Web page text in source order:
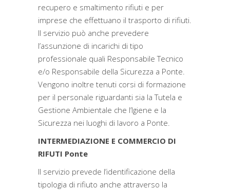
recupero e smaltimento rifiuti e per
imprese che effettuano il trasporto di rifiuti.
Il servizio può anche prevedere
l’assunzione di incarichi di tipo
professionale quali Responsabile Tecnico
e/o Responsabile della Sicurezza a Ponte.
Vengono inoltre tenuti corsi di formazione
per il personale riguardanti sia la Tutela e
Gestione Ambientale che l’Igiene e la
Sicurezza nei luoghi di lavoro a Ponte.
INTERMEDIAZIONE E COMMERCIO DI
RIFUTI Ponte
Il servizio prevede l’identificazione della
tipologia di rifiuto anche attraverso la